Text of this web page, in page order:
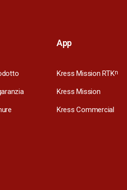
App
Kress Mission RTKn
Kress Mission
Kress Commercial